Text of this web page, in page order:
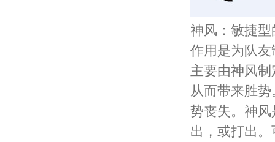
神风：敏捷
作用是为队
主要由神风
从而带来胜
势丧失。神
出，或打出